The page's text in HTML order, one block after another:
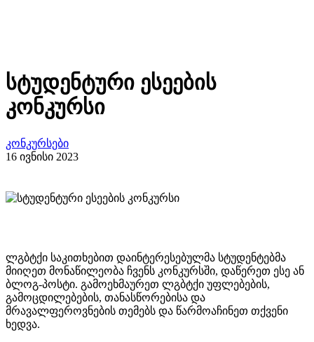
სტუდენტური ესეების
კონკურსი
კონკურსები
16 ივნისი 2023
ლგბტქი საკითხებით დაინტერესებულმა სტუდენტებმა
მიიღეთ მონაწილეობა ჩვენს კონკურსში, დაწერეთ ესე ან
ბლოგ-პოსტი. გამოეხმაურეთ ლგბტქი უფლებების,
გამოცდილებების, თანასწორებისა და
მრავალფეროვნების თემებს და წარმოაჩინეთ თქვენი
ხედვა.